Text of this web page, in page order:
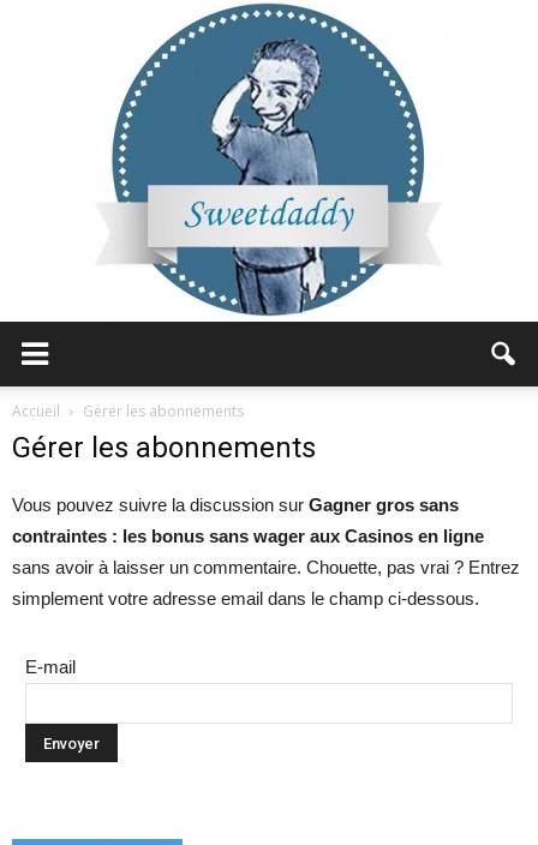
Accueil Gérer les abonnements
Gérer les abonnements
Vous pouvez suivre la discussion sur Gagner gros sans
contraintes : les bonus sans wager aux Casinos en ligne
sans avoir à laisser un commentaire. Chouette, pas vrai ? Entrez
simplement votre adresse email dans le champ ci-dessous.
E-mail